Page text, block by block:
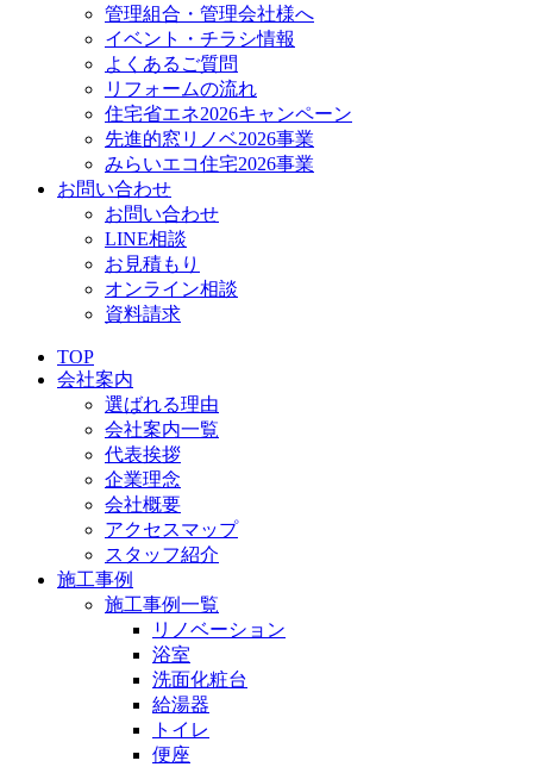
管理組合・管理会社様へ
イベント・チラシ情報
よくあるご質問
リフォームの流れ
住宅省エネ2026キャンペーン
先進的窓リノベ2026事業
みらいエコ住宅2026事業
お問い合わせ
お問い合わせ
LINE相談
お見積もり
オンライン相談
資料請求
TOP
会社案内
選ばれる理由
会社案内一覧
代表挨拶
企業理念
会社概要
アクセスマップ
スタッフ紹介
施工事例
施工事例一覧
リノベーション
浴室
洗面化粧台
給湯器
トイレ
便座